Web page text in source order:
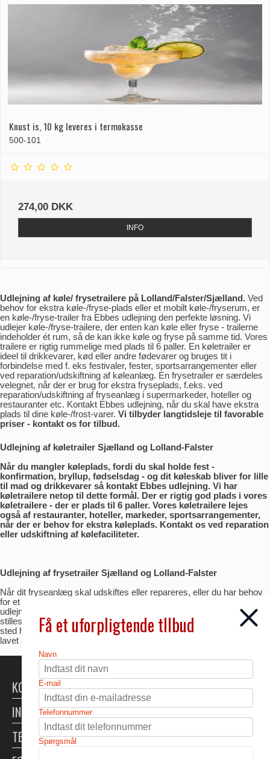
Knust is, 10 kg leveres i termokasse
500-101
274,00 DKK
INFO
Udlejning af køle/ frysetrailere på Lolland/Falster/Sjælland. Ved
behov for ekstra køle-/fryse-plads eller et mobilt køle-/fryserum, er
en køle-/fryse-trailer fra Ebbes udlejning den perfekte løsning. Vi
udlejer køle-/fryse-trailere, der enten kan køle eller fryse - trailerne
indeholder ét rum, så de kan ikke køle og fryse på samme tid. Vores
trailere er rigtig rummelige med plads til 6 paller. En køletrailer er
ideel til drikkevarer, kød eller andre fødevarer og bruges tit i
forbindelse med f. eks festivaler, fester, sportsarrangementer eller
ved reparation/udskiftning af køleanlæg. En frysetrailer er særdeles
velegnet, når der er brug for ekstra fryseplads, f.eks. ved
reparation/udskiftning af fryseanlæg i supermarkeder, hoteller og
restauranter etc. Kontakt Ebbes udlejning, når du skal have ekstra
plads til dine køle-/frost-varer. Vi tilbyder langtidsleje til favorable
priser - kontakt os for tilbud.
Udlejning af køletrailer Sjælland og Lolland-Falster
Når du mangler køleplads, fordi du skal holde fest -
konfirmation, bryllup, fødselsdag - og dit køleskab bliver for lille
til mad og drikkevarer så kontakt Ebbes udlejning. Vi har
køletrailere netop til dette formål. Der er rigtig god plads i vores
køletrailere - der er plads til 6 paller. Vores køletrailere lejes
også af restauranter, hoteller, markeder, sportsarrangementer,
når der er behov for ekstra køleplads. Kontakt os ved reparation
eller udskiftning af kølefaciliteter.
Udlejning af frysetrailer Sjælland og Lolland-Falster
Når dit fryseanlæg skal udskiftes eller repareres, eller du har behov
for et mobilt fryserum, kan du leje en køle-/fryse-trailer fra Ebbes
udlejning. Vognen kobles på et standard anhængertræk, og kan
stilles op og klargøres på få minutter. Vognen kan flyttes fra sted til
sted hurtigt og effektivt. Den kan fryse ned til -20 grader, og den er
lavet af rengøringsvenlige materialer.
KONTAKT
INFORMATION
TELTUDLEJNING
Få et uforpligtende tllbud
Navn
E-mail
Telefonnummer
Spørgsmål